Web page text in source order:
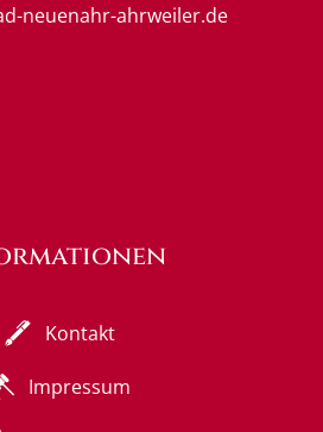
neuenahr-ahrweiler.de
Kontakt
Impressum